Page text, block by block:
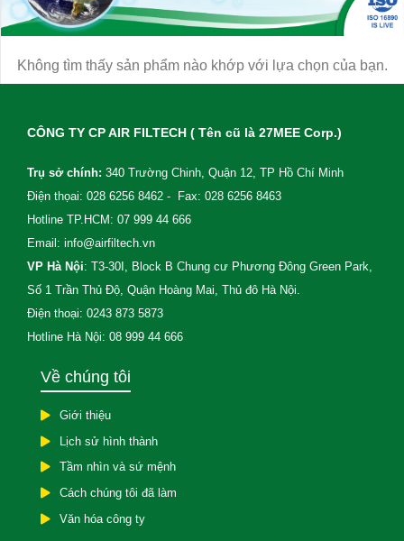
Không tìm thấy sản phẩm nào khớp với lựa chọn của bạn.
CÔNG TY CP AIR FILTECH ( Tên cũ là 27MEE Corp.)
Trụ sở chính: 340 Trường Chinh, Quận 12, TP Hồ Chí Minh
Điện thọai: 028 6256 8462 - Fax: 028 6256 8463
Hotline TP.HCM: 07 999 44 666
Email: info@airfiltech.vn
VP Hà Nội: T3-30I, Block B Chung cư Phương Đông Green Park,
Số 1 Trần Thủ Độ, Quận Hoàng Mai, Thủ đô Hà Nội.
Điện thoại: 0243 873 5873
Hotline Hà Nội: 08 999 44 666
Về chúng tôi
Giới thiệu
Lịch sử hình thành
Tầm nhìn và sứ mệnh
Cách chúng tôi đã làm
Văn hóa công ty